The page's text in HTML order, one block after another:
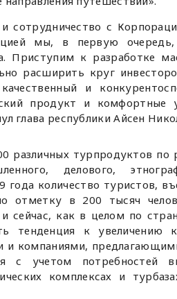
сотрудничество с
мы, в первую очередь,
Приступим к разработке
расширить круг
и
продукт и комфортные
глава республики Айсен
различных турпродуктов по
делового,
года количество туристов,
отметку в 200 тысяч
сейчас, как в целом по
тенденция к увеличению
компаниями,
с учетом потребностей
комплексах и